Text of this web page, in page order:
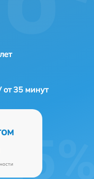
от 35 минут